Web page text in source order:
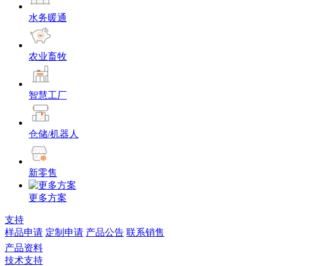
水务暖通
农业畜牧
智慧工厂
仓储/机器人
新零售
更多方案
支持
样品申请 定制申请 产品公告 联系销售
产品资料
技术支持